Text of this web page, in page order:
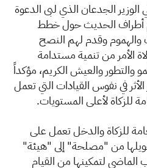
الجدعان الذي لبى الدعوة
أطراف الحديث حول خطط
والهموم وقدم لهم النصح
الأمر من تنمية مستدامة
والعيش الكريم، مؤكداً
في نفوس القيادات التي تعمل
للزكاة لأعلى المستويات.
للزكاة والدخل تعمل على
من "مصلحة" إلى "هيئة"
لتمكينها من القيام